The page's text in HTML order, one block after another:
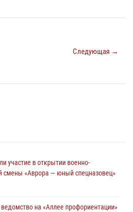
Следующая →
участие в открытии военно-
смены «Аврора — юный спецназовец»
на «Аллее профориентации»